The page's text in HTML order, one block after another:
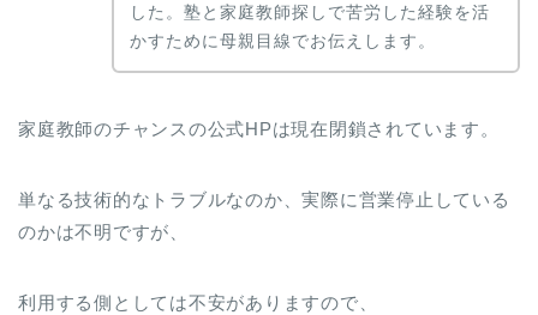
した。塾と家庭教師探しで苦労した経験を活
かすために母親目線でお伝えします。
家庭教師のチャンスの公式HPは現在閉鎖されています。
単なる技術的なトラブルなのか、実際に営業停止している
のかは不明ですが、
利用する側としては不安がありますので、